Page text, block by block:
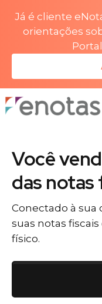
Já é cliente
orientações
planos
Você
das notas
Conectado à
suas notas
físico.